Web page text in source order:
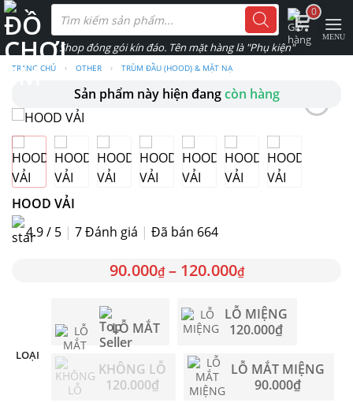
Skip
to
content
Tìm
kiếm
phẩm
TRANG CHỦ › OTHER › TRÙM ĐẦU (HOOD) & MẶT NẠ
Sản phẩm này hiện đangcòn hàng
HOOD VẢI
4.9 / 5 | 7Đánh giá | Đã bán 664
90.000₫– 120.000₫
LOẠI
LỖ MẮT
120.000 ₫
LỖ MIỆNG
120.000₫
KHÔNG LỖ
120.000₫
LỖ MẮT MIỆNG
90.000₫
0